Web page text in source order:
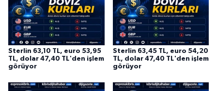
Sterlin 63,10 TL, euro 53,95
TL, dolar 47,40 TL'den işlem
görüyor
Sterlin 63,45 TL, euro 54,20
TL, dolar 47,40 TL'den işlem
görüyor